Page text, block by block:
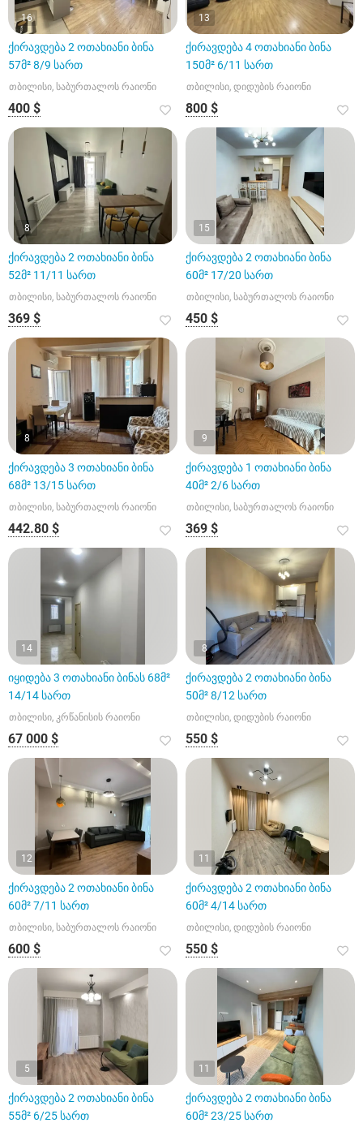
16
ქირავდება 2 ოთახიანი ბინა
57მ² 8/9 სართ
თბილისი, საბურთალოს რაიონი
400 $
13
ქირავდება 4 ოთახიანი ბინა
150მ² 6/11 სართ
თბილისი, დიდუბის რაიონი
800 $
8
ქირავდება 2 ოთახიანი ბინა
52მ² 11/11 სართ
თბილისი, საბურთალოს რაიონი
369 $
15
ქირავდება 2 ოთახიანი ბინა
60მ² 17/20 სართ
თბილისი, საბურთალოს რაიონი
450 $
8
ქირავდება 3 ოთახიანი ბინა
68მ² 13/15 სართ
თბილისი, საბურთალოს რაიონი
442.80 $
9
ქირავდება 1 ოთახიანი ბინა
40მ² 2/6 სართ
თბილისი, საბურთალოს რაიონი
369 $
14
იყიდება 3 ოთახიანი ბინას 68მ²
14/14 სართ
თბილისი, კრწანისის რაიონი
67 000 $
8
ქირავდება 2 ოთახიანი ბინა
50მ² 8/12 სართ
თბილისი, დიდუბის რაიონი
550 $
12
ქირავდება 2 ოთახიანი ბინა
60მ² 7/11 სართ
თბილისი, საბურთალოს რაიონი
600 $
11
ქირავდება 2 ოთახიანი ბინა
60მ² 4/14 სართ
თბილისი, დიდუბის რაიონი
550 $
5
ქირავდება 2 ოთახიანი ბინა
55მ² 6/25 სართ
11
ქირავდება 2 ოთახიანი ბინა
60მ² 23/25 სართ